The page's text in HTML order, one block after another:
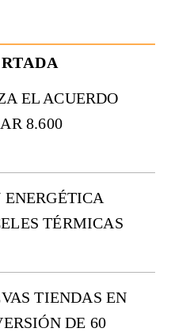
EL ACUERDO
8.600
TÉRMICAS
TIENDAS EN
DE 60